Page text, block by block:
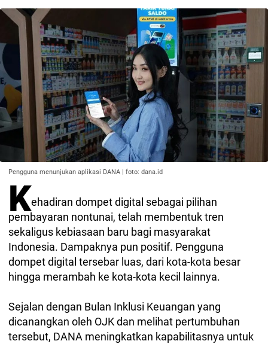
Pengguna menunjukan aplikasi DANA | foto: dana.id
Kehadiran dompet digital sebagai pilihan
pembayaran nontunai, telah membentuk tren
sekaligus kebiasaan baru bagi masyarakat
Indonesia. Dampaknya pun positif. Pengguna
dompet digital tersebar luas, dari kota-kota besar
hingga merambah ke kota-kota kecil lainnya.
Sejalan dengan Bulan Inklusi Keuangan yang
dicanangkan oleh OJK dan melihat pertumbuhan
tersebut, DANA meningkatkan kapabilitasnya untuk